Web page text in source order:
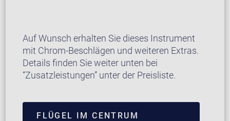
Auf Wunsch erhalten Sie dieses Instrument
mit Chrom-Beschlägen und weiteren Extras.
Details finden Sie weiter unten bei
“Zusatzleistungen” unter der Preisliste.
FLÜGEL IM CENTRUM